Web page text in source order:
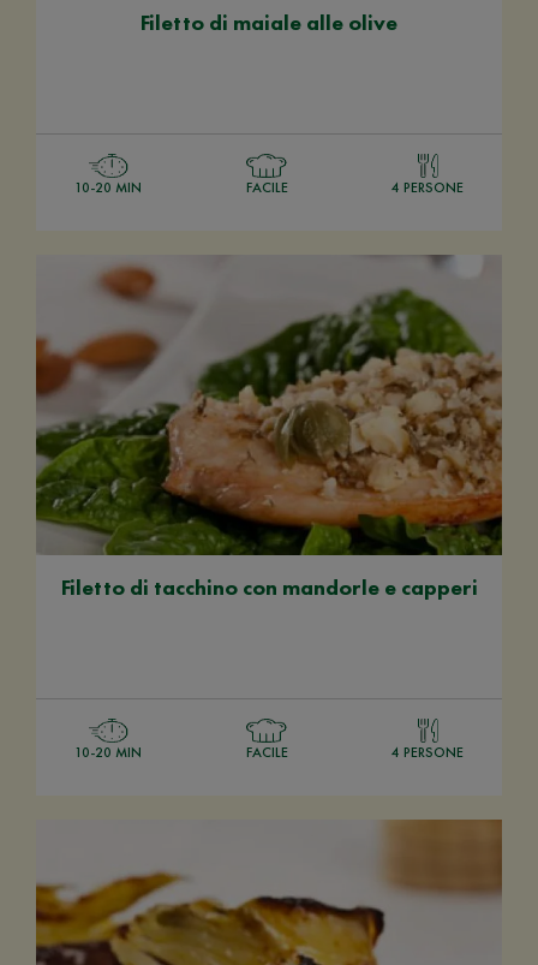
Filetto di maiale alle olive
10-20 MIN FACILE 4 PERSONE
Filetto di tacchino con mandorle e capperi
10-20 MIN FACILE 4 PERSONE